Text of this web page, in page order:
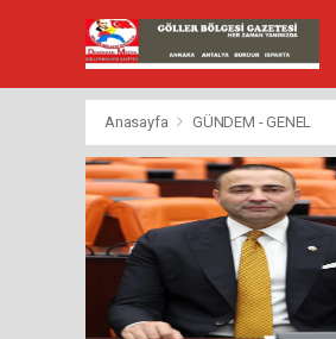
Anasayfa GÜNDEM - GENEL